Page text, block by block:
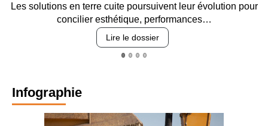
Les solutions en terre cuite poursuivent leur évolution pour
concilier esthétique, performances…
Lire le dossier
Infographie